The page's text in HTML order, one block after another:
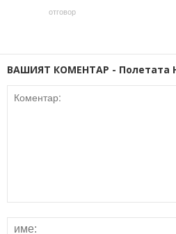
отговор
ВАШИЯТ КОМЕНТАР - Полетата